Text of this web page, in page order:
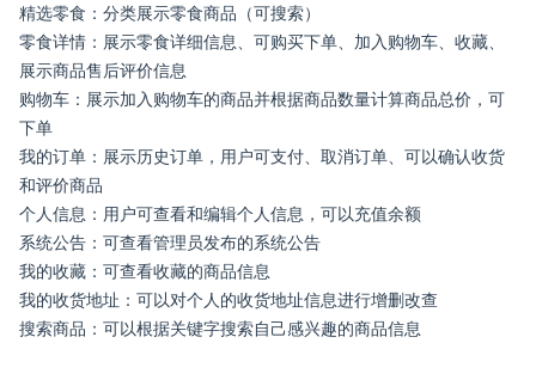
精选零食：分类展示零食商品（可搜索）
零食详情：展示零食详细信息、可购买下单、加入购物车、收藏、
展示商品售后评价信息
购物车：展示加入购物车的商品并根据商品数量计算商品总价，可
下单
我的订单：展示历史订单，用户可支付、取消订单、可以确认收货
和评价商品
个人信息：用户可查看和编辑个人信息，可以充值余额
系统公告：可查看管理员发布的系统公告
我的收藏：可查看收藏的商品信息
我的收货地址：可以对个人的收货地址信息进行增删改查
搜索商品：可以根据关键字搜索自己感兴趣的商品信息